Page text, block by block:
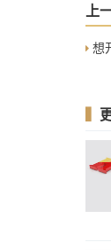
上
想